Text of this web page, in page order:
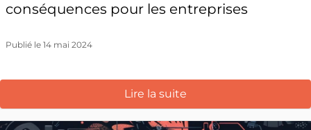
conséquences pour les entreprises
Publié le 14 mai 2024
Lire la suite